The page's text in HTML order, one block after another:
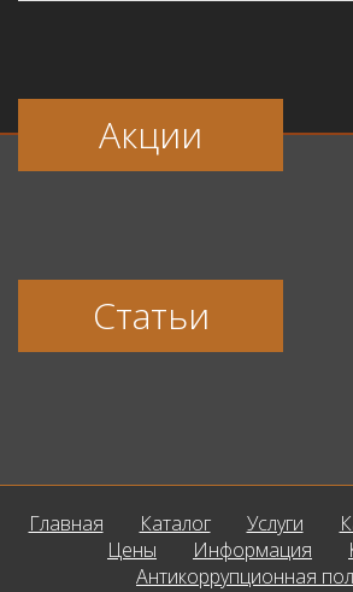
Акции
Статьи
Главная Каталог Услуги
Цены
Информация
Антикоррупционная